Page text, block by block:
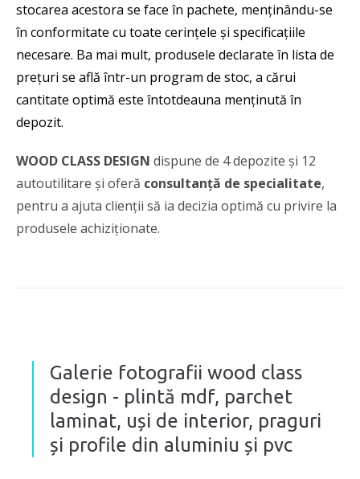
stocarea acestora se face în pachete, menținându-se
în conformitate cu toate cerințele și specificațiile
necesare. Ba mai mult, produsele declarate în lista de
prețuri se află într-un program de stoc, a cărui
cantitate optimă este întotdeauna menținută în
depozit.
WOOD CLASS DESIGN dispune de 4 depozite și 12
autoutilitare și oferă consultanță de specialitate,
pentru a ajuta clienții să ia decizia optimă cu privire la
produsele achiziționate.
Galerie fotografii wood class
design - plintă mdf, parchet
laminat, uși de interior, praguri
și profile din aluminiu și pvc